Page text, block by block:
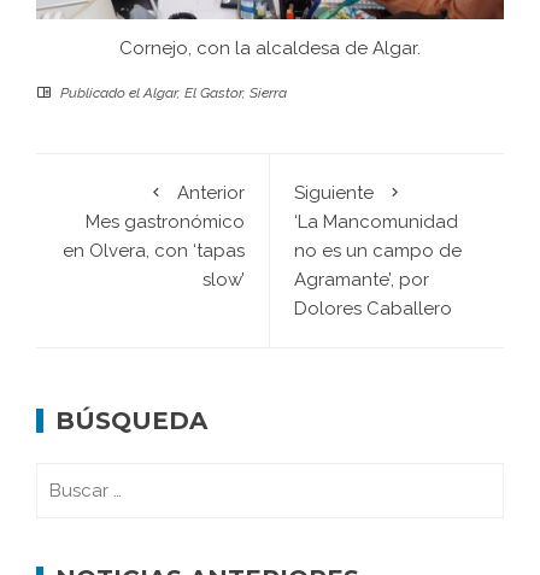
Cornejo, con la alcaldesa de Algar.
Publicado elAlgar, El Gastor, Sierra
Anterior
Mes gastronómico
en Olvera, con ‘tapas
slow’
Siguiente
‘La Mancomunidad
no es un campo de
Agramante’, por
Dolores Caballero
BÚSQUEDA